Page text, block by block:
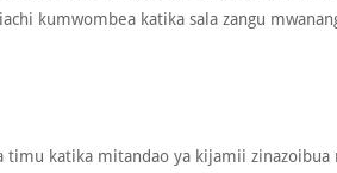
kumwombea katika sala zangu
timu katika mitandao ya kijamii zinazoibua